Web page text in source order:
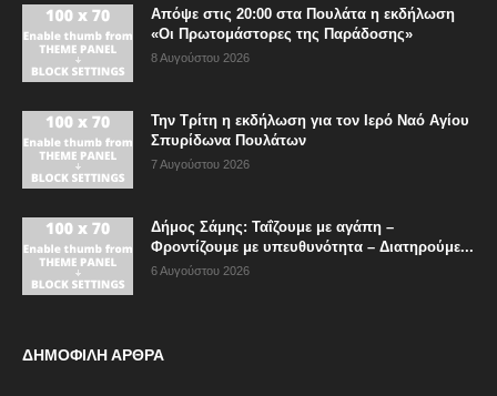
Απόψε στις 20:00 στα Πουλάτα η εκδήλωση
«Οι Πρωτομάστορες της Παράδοσης»
8 Αυγούστου 2026
Την Τρίτη η εκδήλωση για τον Ιερό Ναό Αγίου
Σπυρίδωνα Πουλάτων
7 Αυγούστου 2026
Δήμος Σάμης: Ταΐζουμε με αγάπη –
Φροντίζουμε με υπευθυνότητα – Διατηρούμε...
6 Αυγούστου 2026
ΔΗΜΟΦΙΛΗ ΑΡΘΡΑ